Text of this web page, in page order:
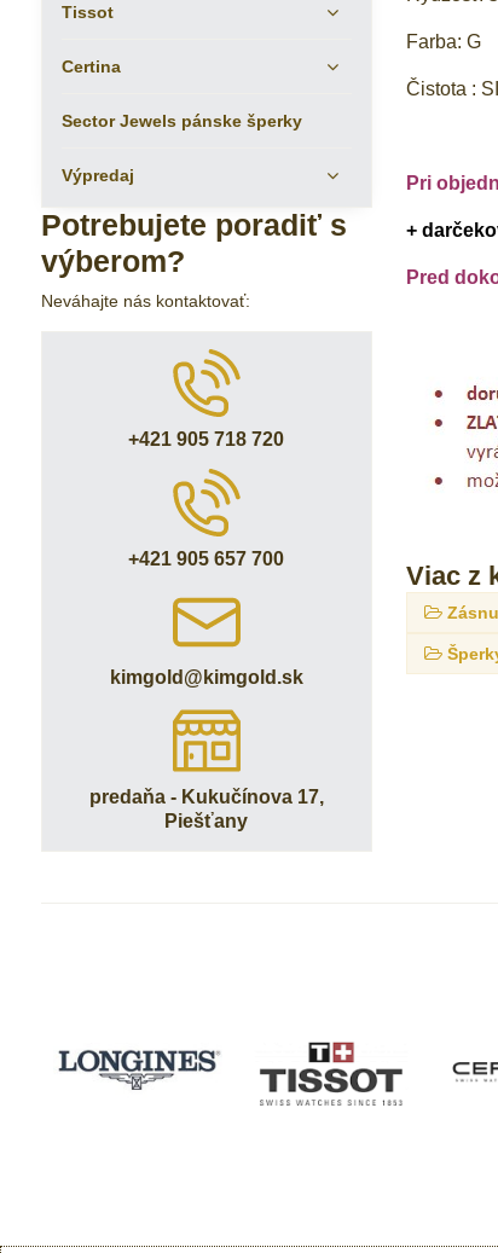
Farba: G
Čistota : SI
Pri
+
Pred
Viac z
Tissot
Certina
Sector Jewels pánske šperky
Výpredaj
Potrebujete poradiť s
výberom?
Neváhajte nás kontaktovať:
+421 905 718 720
+421 905 657 700
kimgold​@kimgold​.sk
predaňa - Kukučínova 17,
Piešťany